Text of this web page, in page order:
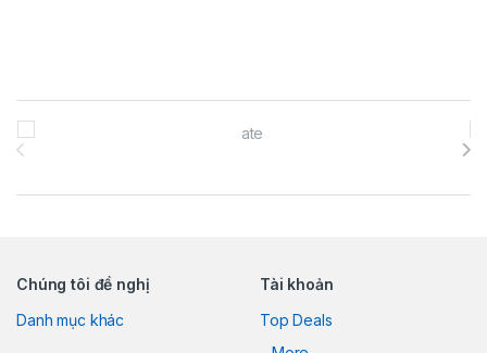
Brands Carousel
Chúng tôi đề nghị
Danh mục khác
Tài khoản
Top Deals